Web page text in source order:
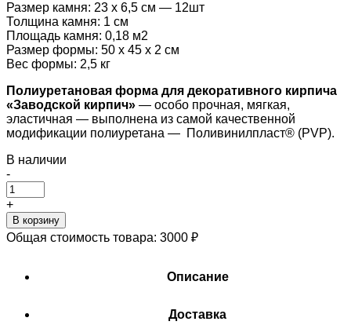
Размер камня: 23 х 6,5 см — 12шт
Толщина камня: 1 см
Площадь камня: 0,18 м2
Размер формы: 50 х 45 х 2 см
Вес формы: 2,5 кг
Полиуретановая форма для декоративного кирпича
«Заводской кирпич» — особо прочная, мягкая,
эластичная — выполнена из самой качественной
модификации полиуретана — Поливинилпласт® (PVP).
В наличии
-
+
В корзину
Общая стоимость товара: 3000 ₽
Описание
Доставка